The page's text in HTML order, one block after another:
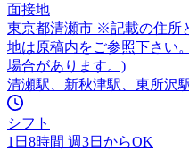
面接地
東京都清瀬市 ※記載の住所
地は原稿内をご参照下さい
場合があります。)
清瀬駅、新秋津駅、東所沢
シフト
1日8時間 週3日からOK